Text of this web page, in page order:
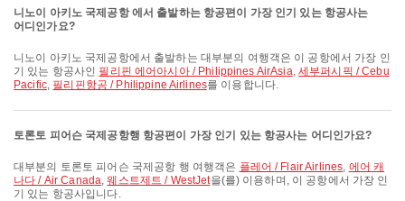
니노이 아키노 국제공항 에서 출발하는 항공편이 가장 인기 있는 항공사는
어디인가요?
니노이 아키노 국제공항에서 출발하는 대부분의 여행객은 이 공항에서 가장 인
기 있는 항공사인 필리핀 에어아시아 / Philippines AirAsia,세부퍼시픽 / Cebu
Pacific, 필리핀항공 / Philippine Airlines를 이용합니다.
토론토 피어슨 국제공항행 항공편이 가장 인기 있는 항공사는 어디인가요?
대부분의 토론토 피어슨 국제공항 행 여행객은 플레어 / Flair Airlines, 에어 캐
나다 / Air Canada,웨스트제트 / WestJet을(를) 이용하며, 이 공항에서 가장 인
기 있는 항공사입니다.